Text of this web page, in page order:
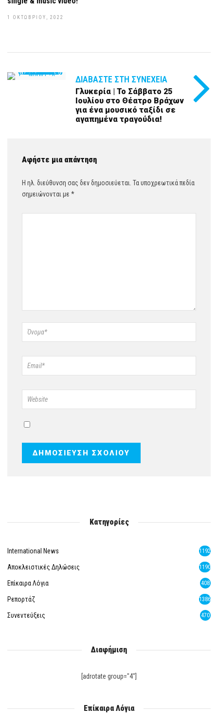
1 ΟΚΤΩΒΡΊΟΥ, 2022
ΔΙΑΒΆΣΤΕ ΣΤΗ ΣΥΝΈΧΕΙΑ
Γλυκερία | Το Σάββατο 25
Ιουλίου στο Θέατρο Βράχων
για ένα μουσικό ταξίδι σε
αγαπημένα τραγούδια!
Αφήστε μια απάντηση
Η ηλ. διεύθυνση σας δεν δημοσιεύεται. Τα υποχρεωτικά πεδία
σημειώνονται με *
Κατηγορίες
International News 1192
Αποκλειστικές Δηλώσεις 1190
Επίκαιρα Λόγια 408
Ρεπορτάζ 1386
Συνεντεύξεις 470
Διαφήμιση
[adrotate group="4"]
Επίκαιρα Λόγια